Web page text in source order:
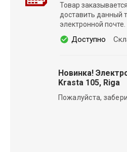
Товар
доставить данный
электронной почте.
Доступно
Новинка!
Krasta 105, Riga
Пожалуйста,